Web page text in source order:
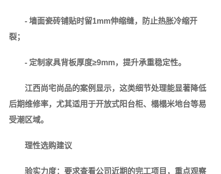
- 墙面瓷砖铺贴时留1mm伸缩缝，防止热胀冷缩开
裂；
- 定制家具背板厚度≥9mm，提升承重稳定性。
江西尚宅尚品的案例显示，这类细节处理能显著降低
后期维修率，尤其适用于开放式阳台柜、榻榻米地台等易
受潮区域。
理性选购建议
验实力度：要求查看公司近期的完工项目，重点观察